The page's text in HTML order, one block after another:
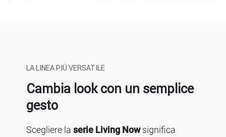
LA LINEA PIÙ VERSATILE
Cambia look con un semplice
gesto
Scegliere la serie Living Nowsignifica